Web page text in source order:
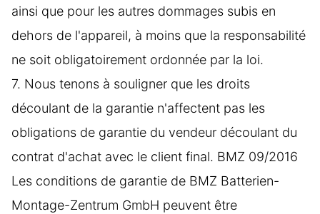
ainsi que pour les autres dommages subis en
dehors de l'appareil, à moins que la responsabilité
ne soit obligatoirement ordonnée par la loi.
7. Nous tenons à souligner que les droits
découlant de la garantie n'affectent pas les
obligations de garantie du vendeur découlant du
contrat d'achat avec le client final. BMZ 09/2016
Les conditions de garantie de BMZ Batterien-
Montage-Zentrum GmbH peuvent être